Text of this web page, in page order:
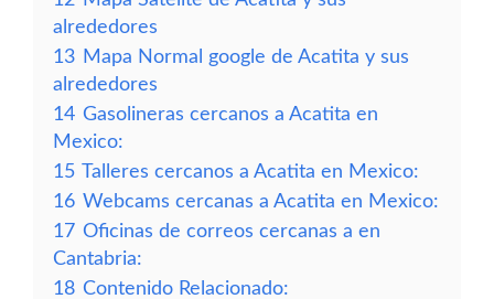
alrededores
13 Mapa Normal google de Acatita y sus
alrededores
14 Gasolineras cercanos a Acatita en
Mexico:
15 Talleres cercanos a Acatita en Mexico:
16 Webcams cercanas a Acatita en Mexico:
17 Oficinas de correos cercanas a en
Cantabria:
18 Contenido Relacionado: